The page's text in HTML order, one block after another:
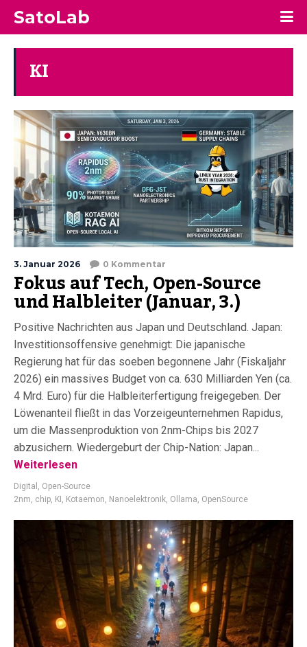
SatoLab
KI
3. Januar 2026 0 Kommentar
Fokus auf Tech, Open-Source
und Halbleiter (Januar, 3.)
Positive Nachrichten aus Japan und Deutschland. Japan:
Investitionsoffensive genehmigt: Die japanische
Regierung hat für das soeben begonnene Jahr (Fiskaljahr
2026) ein massives Budget von ca. 630 Milliarden Yen (ca.
4 Mrd. Euro) für die Halbleiterfertigung freigegeben. Der
Löwenanteil fließt in das Vorzeigeunternehmen Rapidus,
um die Massenproduktion von 2nm-Chips bis 2027
abzusichern. Wiedergeburt der Chip-Nation: Japan...
Weiterlesen
Digital , Open-Source
2nm, chip, KI , Kotaemon, Nanoelektronik, Ollama, OpenSource